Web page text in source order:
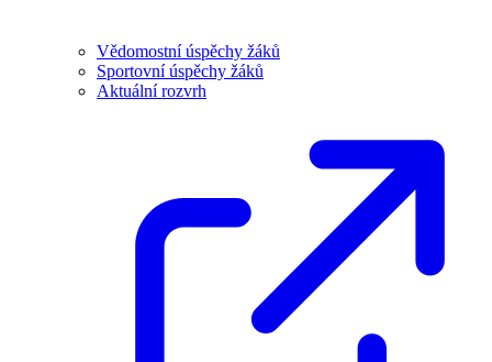
Vědomostní úspěchy žáků
Sportovní úspěchy žáků
Aktuální rozvrh